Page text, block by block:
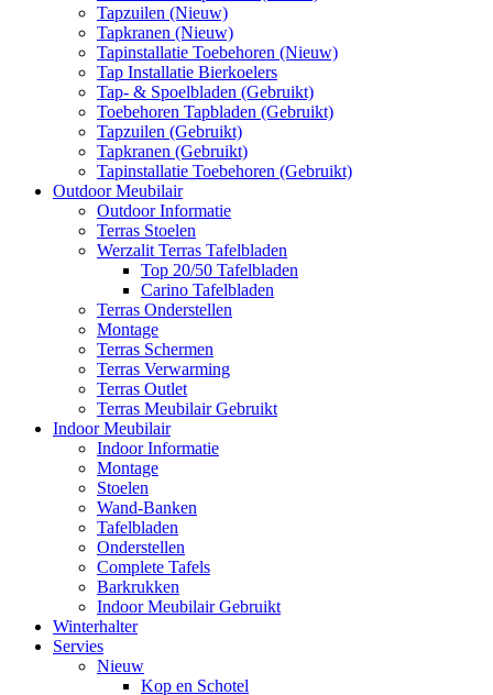
Tapzuilen (Nieuw)
Tapkranen (Nieuw)
Tapinstallatie Toebehoren (Nieuw)
Tap Installatie Bierkoelers
Tap- & Spoelbladen (Gebruikt)
Toebehoren Tapbladen (Gebruikt)
Tapzuilen (Gebruikt)
Tapkranen (Gebruikt)
Tapinstallatie Toebehoren (Gebruikt)
Outdoor Meubilair
Outdoor Informatie
Terras Stoelen
Werzalit Terras Tafelbladen
Top 20/50 Tafelbladen
Carino Tafelbladen
Terras Onderstellen
Montage
Terras Schermen
Terras Verwarming
Terras Outlet
Terras Meubilair Gebruikt
Indoor Meubilair
Indoor Informatie
Montage
Stoelen
Wand-Banken
Tafelbladen
Onderstellen
Complete Tafels
Barkrukken
Indoor Meubilair Gebruikt
Winterhalter
Servies
Nieuw
Kop en Schotel